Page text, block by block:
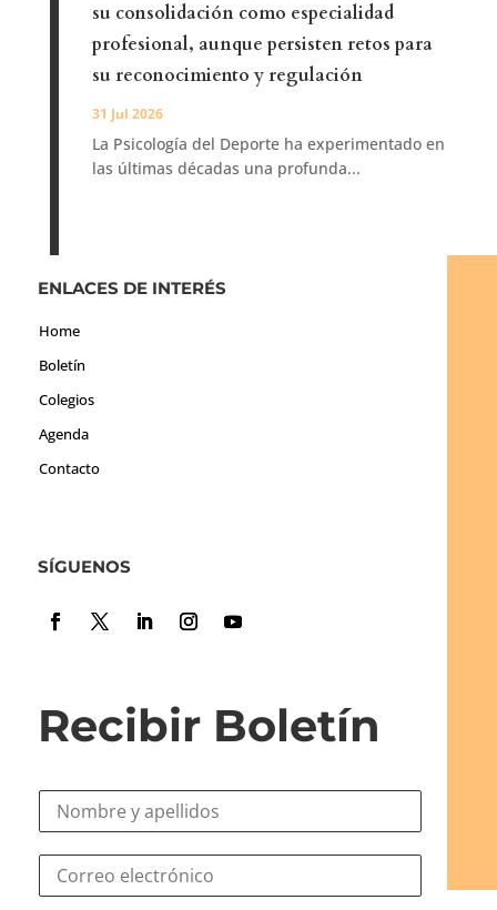
su consolidación como especialidad
profesional, aunque persisten retos para
su reconocimiento y regulación
31 Jul 2026
La Psicología del Deporte ha experimentado en
las últimas décadas una profunda...
ENLACES DE INTERÉS
Home
Boletín
Colegios
Agenda
Contacto
SÍGUENOS
Recibir Boletín
N
r
N
m
C